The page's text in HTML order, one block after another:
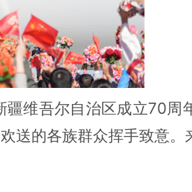
维吾尔自治区成立70周
送的各族群众挥手致意